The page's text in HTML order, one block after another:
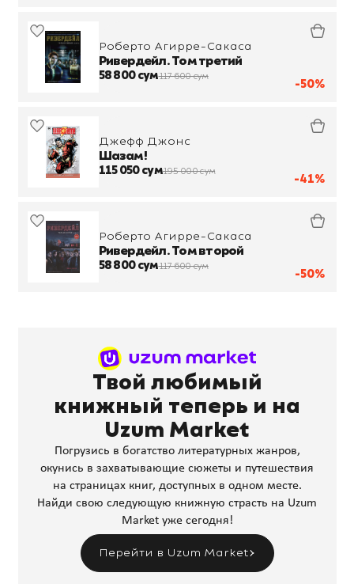
-50%
Роберто Агирре-Сакаса
Ривердейл. Том третий
58 800 сум117 600 сум
-41%
Джефф Джонс
Шазам!
115 050 сум195 000 сум
-50%
Роберто Агирре-Сакаса
Ривердейл. Том второй
58 800 сум117 600 сум
Твой любимый
книжный теперь и на
Uzum Market
Погрузись в богатство литературных жанров,
окунись в захватывающие сюжеты и путешествия
на страницах книг, доступных в одном месте.
Найди свою следующую книжную страсть на Uzum
Market уже сегодня!
Перейти в Uzum Market